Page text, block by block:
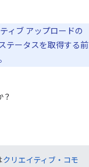
ィブ アップロードの
テータスを取得する前
？
クリエイティブ・コモ